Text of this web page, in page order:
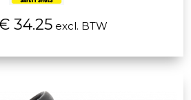
34.25 excl. BTW